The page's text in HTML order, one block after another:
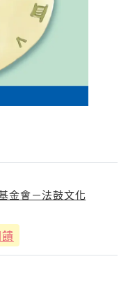
金會－法鼓文化